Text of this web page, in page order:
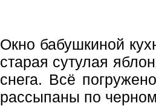
Окно бабушкиной
старая сутулая
снега. Всё
рассыпаны по